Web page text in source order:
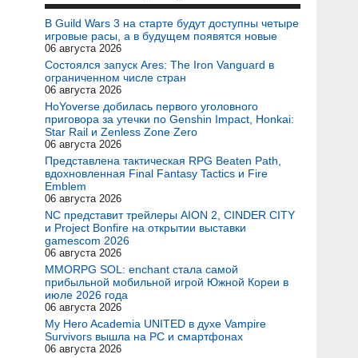
В Guild Wars 3 на старте будут доступны четыре
игровые расы, а в будущем появятся новые
06 августа 2026
Состоялся запуск Ares: The Iron Vanguard в
ограниченном числе стран
06 августа 2026
HoYoverse добилась первого уголовного
приговора за утечки по Genshin Impact, Honkai:
Star Rail и Zenless Zone Zero
06 августа 2026
Представлена тактическая RPG Beaten Path,
вдохновленная Final Fantasy Tactics и Fire
Emblem
06 августа 2026
NC представит трейлеры AION 2, CINDER CITY
и Project Bonfire на открытии выставки
gamescom 2026
06 августа 2026
MMORPG SOL: enchant стала самой
прибыльной мобильной игрой Южной Кореи в
июле 2026 года
06 августа 2026
My Hero Academia UNITED в духе Vampire
Survivors вышла на PC и смартфонах
06 августа 2026